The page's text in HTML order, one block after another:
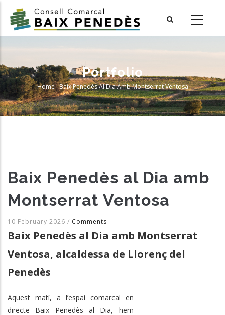
main
Portfolio
Breadcrumb
Home-Baix Penedès Al Dia Amb Montserrat Ventosa
Baix Penedès al Dia amb
Montserrat Ventosa
10 February 2026 / Comments
Baix Penedès al Dia amb Montserrat
Ventosa, alcaldessa de Llorenç del
Penedès
Aquest matí, a l’espai comarcal en
directe Baix Penedès al Dia, hem